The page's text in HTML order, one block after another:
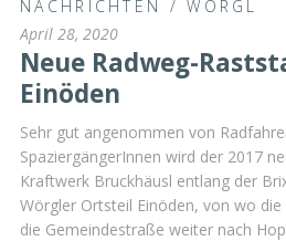
NACHRICHTEN /WÖRGL
April 28, 2020
Neue Radweg-
Einöden
Sehr gut angenommen von
SpaziergängerInnen wird der 2017
Kraftwerk Bruckhäusl entlang der
Wörgler Ortsteil Einöden, von wo
die Gemeindestraße weiter nach